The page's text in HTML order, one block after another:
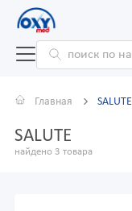
Главная SALUTE
SALUTE
найдено 3 товара